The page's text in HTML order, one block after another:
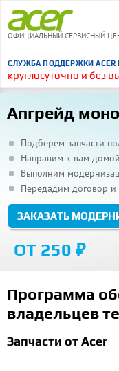
ОФИЦИАЛЬНЫЙ СЕРВИСНЫЙ
СЛУЖБА ПОДДЕРЖКИ ACER
круглосуточно и без
“Понравилось, что курьер
Апгрейд
Подберем запчасти
Направим к вам
Выполним
Передадим договор
ЗАКАЗАТЬ
ОТ 250 ₽
Программа
владельцев
Запчасти от Acer